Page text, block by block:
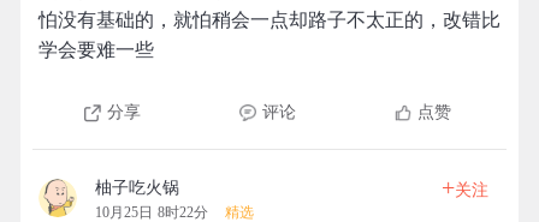
怕没有基础的，就怕稍会一点却路子不太正的，改错比
学会要难一些
分享 评论 点赞
柚子吃火锅
10月25日 8时22分 精选
+关注